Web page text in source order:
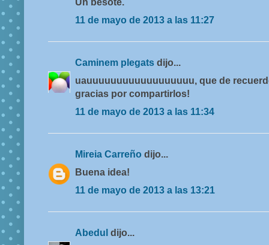
Un besote.
11 de mayo de 2013 a las 11:27
Caminem plegats dijo...
uauuuuuuuuuuuuuuuuuu, que de
gracias por compartirlos!
11 de mayo de 2013 a las 11:34
Mireia Carreño dijo...
Buena idea!
11 de mayo de 2013 a las 13:21
Abedul dijo...